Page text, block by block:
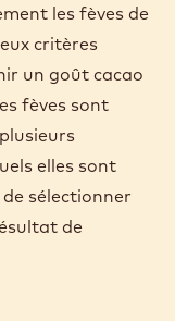
les fèves de
critères
un goût cacao
fèves sont
elles sont
sélectionner
de